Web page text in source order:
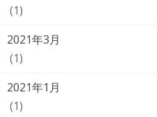
(1)
2021年3月
(1)
2021年1月
(1)